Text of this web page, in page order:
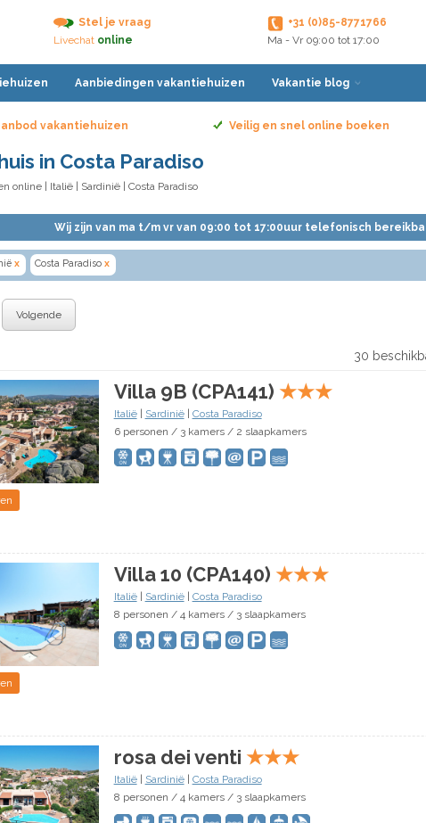
Stel je vraag
Livechat online
+31 (0)85-8771766
Ma - Vr 09:00 tot 17:00
Aanbiedingen vakantiehuizen Vakantie blog
vakantiehuizen Veilig en snel online boeken
in Costa Paradiso
online Italië Sardinië | Costa Paradiso
Wij zijn van ma t/m vr van 09:00 tot 17:00uur telefonisch
x Costa Paradiso x
Volgende
30
Villa 9B (CPA141) ★★★
Italië| Sardinië| Costa Paradiso
6 personen / 3 kamers / 2 slaapkamers
Villa 10 (CPA140) ★★★
Italië| Sardinië| Costa Paradiso
8 personen / 4 kamers / 3 slaapkamers
rosa dei venti ★★★
Italië| Sardinië| Costa Paradiso
8 personen / 4 kamers / 3 slaapkamers